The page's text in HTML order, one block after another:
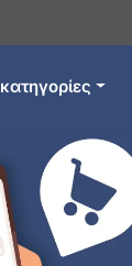
κατηγορίες